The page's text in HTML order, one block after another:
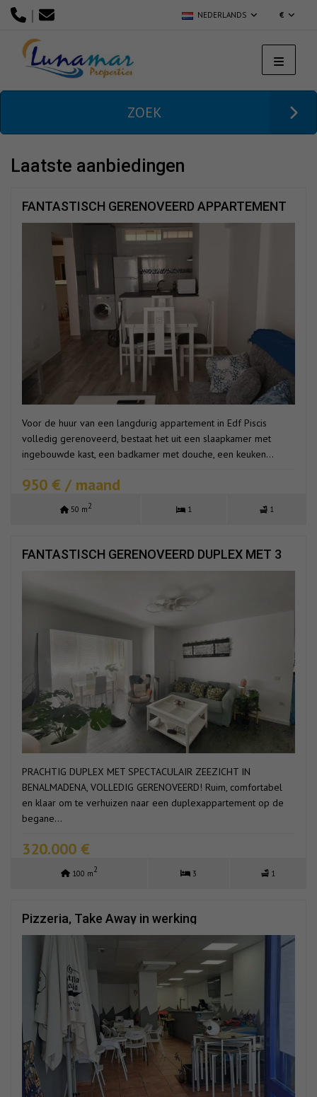
| NEDERLANDS €
ZOEK
laatste aanbiedingen
FANTASTISCH GERENOVEERD APPARTEMENT
MET ÉÉN SLAAPKAMER
Voor de huur van een langdurig appartement in Edf Piscis
volledig gerenoveerd, bestaat het uit een slaapkamer met
ingebouwde kast, een badkamer met douche, een keuken...
950 € / maand
50 m2 1 1
FANTASTISCH GERENOVEERD DUPLEX MET 3
SLAAPKAMERS
PRACHTIG DUPLEX MET SPECTACULAIR ZEEZICHT IN
BENALMADENA, VOLLEDIG GERENOVEERD! Ruim, comfortabel
en klaar om te verhuizen naar een duplexappartement op de
begane...
320.000 €
100 m2 3 1
Pizzeria, Take Away in werking